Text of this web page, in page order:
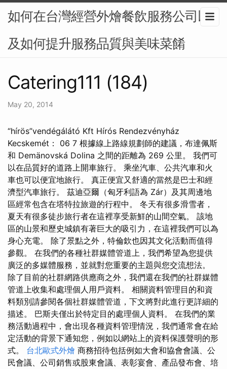
如何在台灣經營外燴餐飲服務公司以
及如何提升服務品質與美味菜餚
Catering111 (184)
May 20, 2014
“hírös”vendégálátó Kft Hírós Rendezvényház
Kecskemét：️ 06 7 根據線上路線規劃師的建議，布達佩斯
和 Demänovská Dolina 之間的距離為 269 公里。 我們可
以在品質好的道路上開車旅行。 乘坐汽車、公共汽車和火
車也可以便宜地旅行。 真正便宜又舒適的當然是巴士和經
濟型汽車旅行。 茲迪亞爾（匈牙利語為 Zár）及其周邊地
區經常包含在塔特拉旅遊的行程中。 冬天有很多滑雪者，
夏天有很多徒步旅行者在這裡享受新鮮的山間空氣。 該地
區的山景和歷史城鎮有著巨大的吸引力，在這裡我們可以為
身心充電。 除了景點之外，特倫欽也因其文化活動而值得
參觀。 在我們的各種社群媒體管道上，我們希望為您提供
廣泛的多媒體服務，並就對您重要的主題與您交流想法。
除了目前的社群網路供應商之外，我們還在我們的社群媒體
管道上收集和處理個人用戶資料。 相關資料管理目的和資
料類別請參閱各個社群媒體管道，下文將對此進行更詳細的
描述。 巴斯夫僅出於特定目的處理個人資料。 在我們的業
務活動過程中，會出現各種資料管理情況，我們通常會在給
定活動的背景下通知您，例如以網站上的資料保護聲明的形
式。 台北歐式外燴 商務招待包括例如大會和協會會議、公
民會議、公司銷售或股東會議、表彰宴會、產品發布會、培